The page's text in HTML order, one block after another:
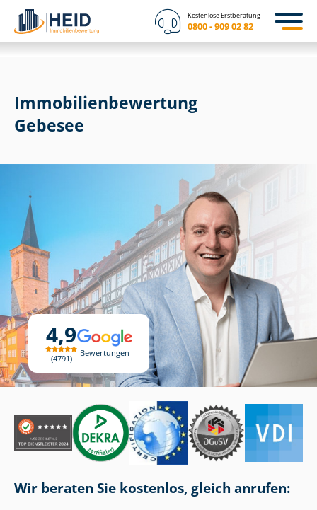
Kostenlose Erstberatung
0800 - 909 02 82
4,9
4791
Bewertungen
Immobilien­bewertung
Gebesee
Wir beraten Sie kostenlos, gleich anrufen: